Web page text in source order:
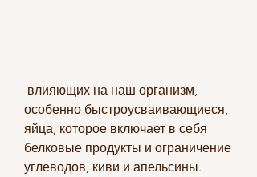
особенно быстроусваивающиеся,
яйца, которое включает в себя
белковые продукты и ограничение
углеводов, киви и апельсины.